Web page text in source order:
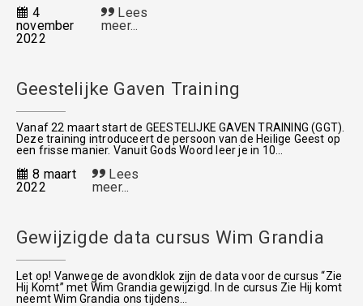
4
november
2022
Lees
meer...
Geestelijke Gaven Training
Vanaf 22 maart start de GEESTELIJKE GAVEN TRAINING (GGT).
Deze training introduceert de persoon van de Heilige Geest op
een frisse manier. Vanuit Gods Woord leer je in 10...
8 maart
2022
Lees
meer...
Gewijzigde data cursus Wim Grandia
Let op! Vanwege de avondklok zijn de data voor de cursus “Zie
Hij Komt” met Wim Grandia gewijzigd. In de cursus Zie Hij komt
neemt Wim Grandia ons tijdens...